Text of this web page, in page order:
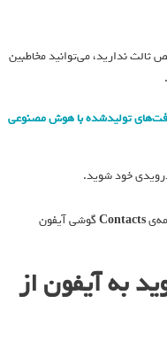
ثالث ندارید، می‌توانید مخاطبین
تولیدشده با هوش مصنوعی
خود شوید.
Contactsگوشی آیفون
به آیفون از